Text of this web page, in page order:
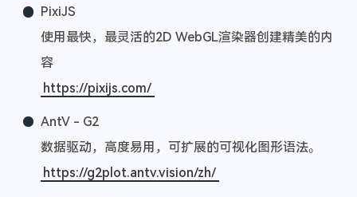
PixiJS
使用最快，最灵活的2D WebGL渲染器创建精美的内
容
https://pixijs.com/
AntV - G2
数据驱动，高度易用，可扩展的可视化图形语法。
https://g2plot.antv.vision/zh/